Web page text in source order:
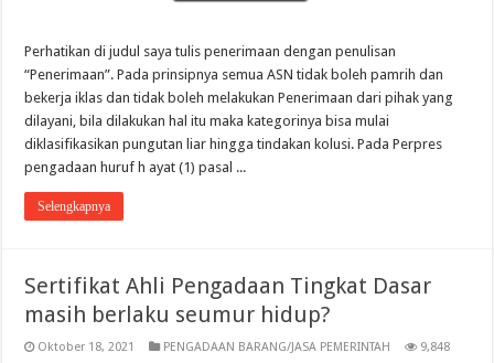
Perhatikan di judul saya tulis penerimaan dengan penulisan
“Penerimaan”. Pada prinsipnya semua ASN tidak boleh pamrih dan
bekerja iklas dan tidak boleh melakukan Penerimaan dari pihak yang
dilayani, bila dilakukan hal itu maka kategorinya bisa mulai
diklasifikasikan pungutan liar hingga tindakan kolusi. Pada Perpres
pengadaan huruf h ayat (1) pasal ...
Selengkapnya
Sertifikat Ahli Pengadaan Tingkat Dasar
masih berlaku seumur hidup?
Oktober 18, 2021 PENGADAAN BARANG/JASA PEMERINTAH 9,848